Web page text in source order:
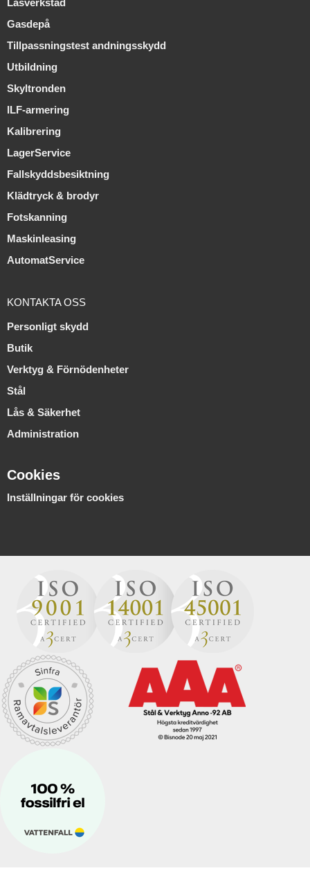
Låsverkstad
Gasdepå
Tillpassningstest andningsskydd
Utbildning
Skyltronden
ILF-armering
Kalibrering
LagerService
Fallskyddsbesiktning
Klädtryck & brodyr
Fotskanning
Maskinleasing
AutomatService
KONTAKTA OSS
Personligt skydd
Butik
Verktyg & Förnödenheter
Stål
Lås & Säkerhet
Administration
Cookies
Inställningar för cookies